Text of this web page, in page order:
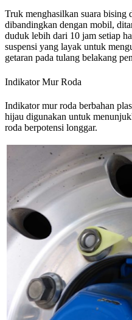
Truk menghasilkan suara bising
dibandingkan dengan mobil,
duduk lebih dari 10 jam setiap
suspensi yang layak untuk
getaran pada tulang belakang
Indikator Mur Roda
Indikator mur roda berbahan
hijau digunakan untuk
roda berpotensi longgar.